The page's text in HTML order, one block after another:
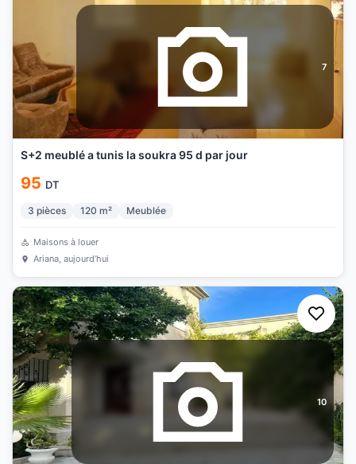
7
S+2 meublé a tunis la soukra 95 d par jour
95 DT
3 pièces 120 m² Meublée
Maisons à louer
Ariana, aujourd’hui
10